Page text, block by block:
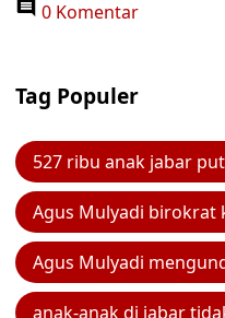
0 Komentar
Tag Populer
527 ribu anak jabar
Agus Mulyadi birokrat
Agus Mulyadi
anak-anak di jabar